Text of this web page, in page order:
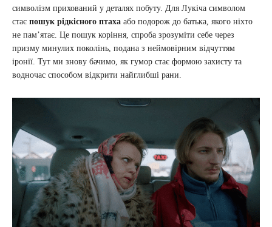
символізм прихований у деталях побуту. Для Лукіча символом
стає пошук рідкісного птаха або подорож до батька, якого ніхто
не пам’ятає. Це пошук коріння, спроба зрозуміти себе через
призму минулих поколінь, подана з неймовірним відчуттям
іронії. Тут ми знову бачимо, як гумор стає формою захисту та
водночас способом відкрити найглибші рани.